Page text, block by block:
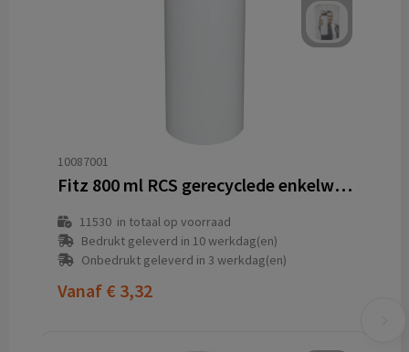
10087001
Fitz 800 ml RCS gerecyclede enkelwandige roestvrijstalen waterfles
11530in totaal op voorraad
Bedrukt geleverd in 10 werkdag(en)
Onbedrukt geleverd in 3 werkdag(en)
Vanaf € 3,32